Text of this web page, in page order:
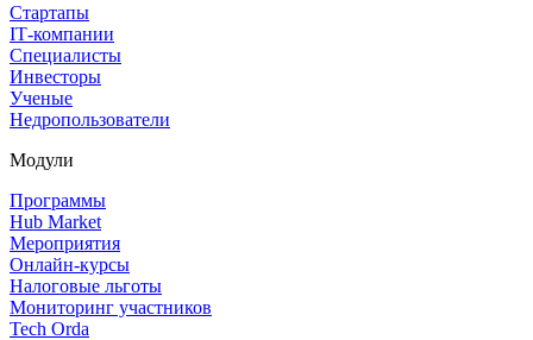
Стартапы
IT‑компании
Специалисты
Инвесторы
Ученые
Недропользователи
Модули
Программы
Hub Market
Мероприятия
Онлайн‑курсы
Налоговые льготы
Мониторинг участников
Tech Orda